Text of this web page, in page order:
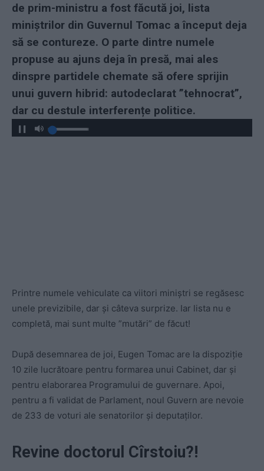
de prim-ministru a fost făcută joi, lista
miniștrilor din Guvernul Tomac a început deja
să se contureze. O parte dintre numele
propuse au ajuns deja în presă, mai ales
dinspre partidele chemate să ofere sprijin
unui guvern hibrid: autodeclarat ”tehnocrat”,
dar cu destule interferențe politice.
Printre numele vehiculate ca viitori miniștri se regăsesc
unele previzibile, dar și câteva surprize. Iar lista nu e
completă, mai sunt multe ”mutări” de făcut!
După desemnarea de joi, Eugen Tomac are la dispoziție
10 zile lucrătoare pentru formarea unui Cabinet, dar și
pentru elaborarea Programului de guvernare. Apoi,
pentru a fi validat de Parlament, noul Guvern are nevoie
de 233 de voturi ale senatorilor și deputaților.
Revine doctorul Cîrstoiu?!